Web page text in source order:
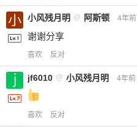
小风残月明 @ 阿斯顿 4年前
谢谢分享
喜欢 反对
jf6010 @ 小风残月明 4年前
喜欢 反对